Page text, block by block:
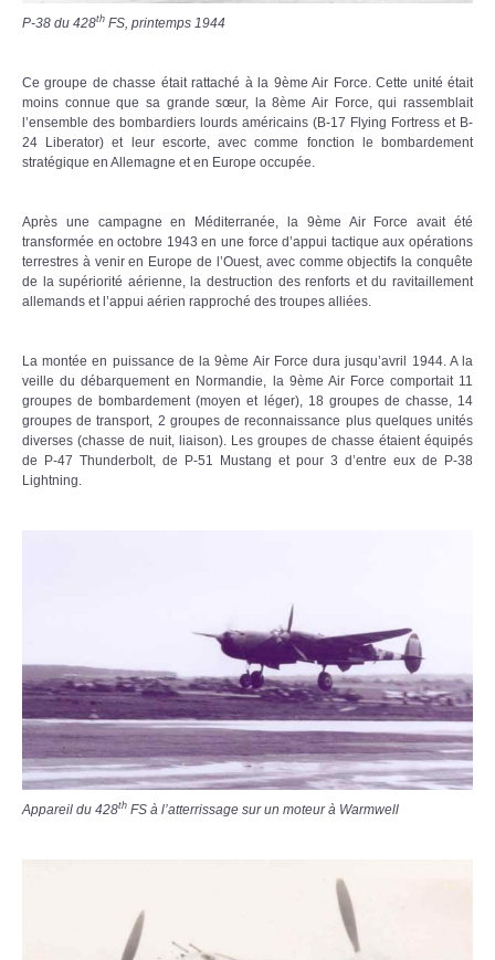
P-38 du 428th FS, printemps 1944
Ce groupe de chasse était rattaché à la 9ème Air Force. Cette unité était
moins connue que sa grande sœur, la 8ème Air Force, qui rassemblait
l’ensemble des bombardiers lourds américains (B-17 Flying Fortress et B-
24 Liberator) et leur escorte, avec comme fonction le bombardement
stratégique en Allemagne et en Europe occupée.
Après une campagne en Méditerranée, la 9ème Air Force avait été
transformée en octobre 1943 en une force d’appui tactique aux opérations
terrestres à venir en Europe de l’Ouest, avec comme objectifs la conquête
de la supériorité aérienne, la destruction des renforts et du ravitaillement
allemands et l’appui aérien rapproché des troupes alliées.
La montée en puissance de la 9ème Air Force dura jusqu’avril 1944. A la
veille du débarquement en Normandie, la 9ème Air Force comportait 11
groupes de bombardement (moyen et léger), 18 groupes de chasse, 14
groupes de transport, 2 groupes de reconnaissance plus quelques unités
diverses (chasse de nuit, liaison). Les groupes de chasse étaient équipés
de P-47 Thunderbolt, de P-51 Mustang et pour 3 d’entre eux de P-38
Lightning.
Appareil du 428th FS à l’atterrissage sur un moteur à Warmwell